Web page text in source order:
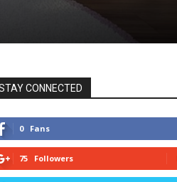
CONNECTED
0 Fans
75 Followers